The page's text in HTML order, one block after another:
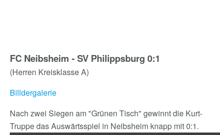
FC Neibsheim - SV Philippsburg 0:1
(Herren Kreisklasse A)
Billdergalerie
Nach zwei Siegen am "Grünen Tisch" gewinnt die Kurt-
Truppe das Auswärtsspiel in Neibsheim knapp mit 0:1.